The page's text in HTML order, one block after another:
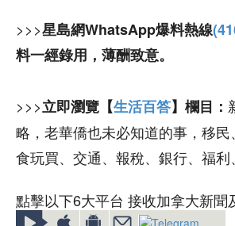
>>>星島網WhatsApp爆料熱線
料一經錄用，薄酬致意。
>>>立即瀏覽【生活百答】欄目：
略，老華僑也未必知道的事，移民
食玩買、交通、報稅、銀行、福利
點擊以下6大平台 接收加拿大新聞